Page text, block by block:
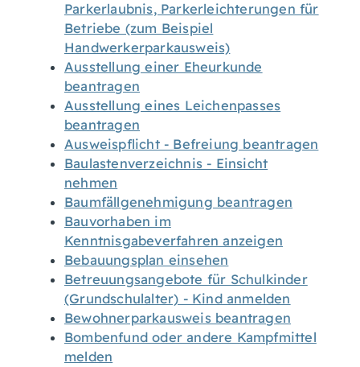
Parkerlaubnis, Parkerleichterungen für
Betriebe (zum Beispiel
Handwerkerparkausweis)
Ausstellung einer Eheurkunde
beantragen
Ausstellung eines Leichenpasses
beantragen
Ausweispflicht - Befreiung beantragen
Baulastenverzeichnis - Einsicht
nehmen
Baumfällgenehmigung beantragen
Bauvorhaben im
Kenntnisgabeverfahren anzeigen
Bebauungsplan einsehen
Betreuungsangebote für Schulkinder
(Grundschulalter) - Kind anmelden
Bewohnerparkausweis beantragen
Bombenfund oder andere Kampfmittel
melden